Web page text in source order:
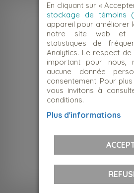
NOUS
Suivez-
En cliquant sur «
stockage de témoins
appareil pour améliorer
notre site web et
statistiques de
Analytics. Le respect
important pour nous,
aucune donnée
consentement. Pour
vous invitons à
conditions.
Plus d'informations